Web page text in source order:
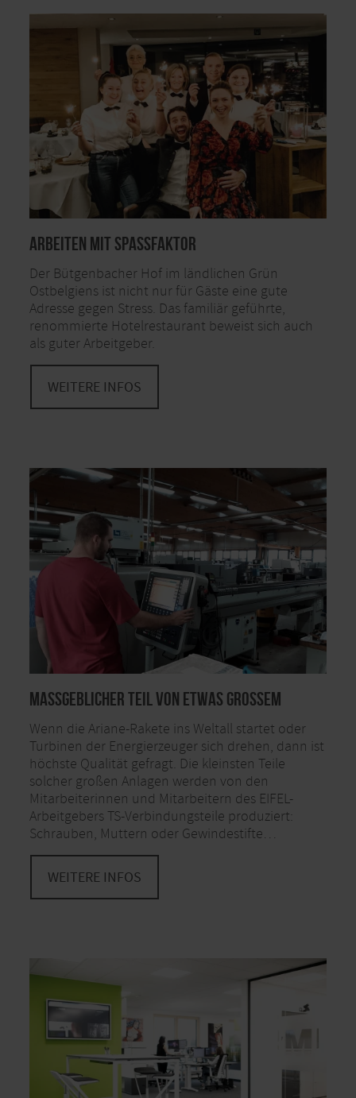
Arbeiten mit Spaßfaktor
Der Bütgenbacher Hof im ländlichen Grün
Ostbelgiens ist nicht nur für Gäste eine gute
Adresse gegen Stress. Das familiär geführte,
renommierte Hotelrestaurant beweist sich auch
als guter Arbeitgeber.
WEITERE INFOS
Maßgeblicher Teil von etwas Großem
Wenn die Ariane-Rakete ins Weltall startet oder
Turbinen der Energierzeuger sich drehen, dann ist
höchste Qualität gefragt. Die kleinsten Teile
solcher großen Anlagen werden von den
Mitarbeiterinnen und Mitarbeitern des EIFEL-
Arbeitgebers TS-Verbindungsteile produziert:
Schrauben, Muttern oder Gewindestifte…
WEITERE INFOS